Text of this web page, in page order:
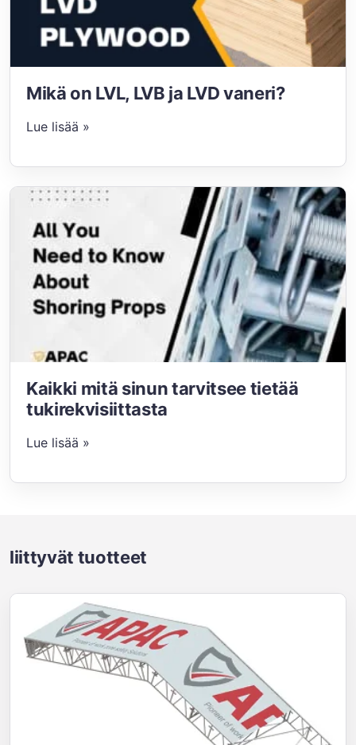
Mikä on LVL, LVB ja LVD vaneri?
Lue lisää »
Kaikki mitä sinun tarvitsee tietää
tukirekvisiittasta
Lue lisää »
liittyvät tuotteet